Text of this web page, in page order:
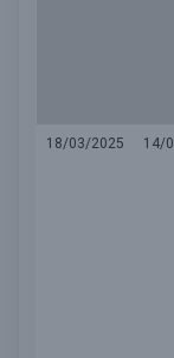
18/03/2025
14/